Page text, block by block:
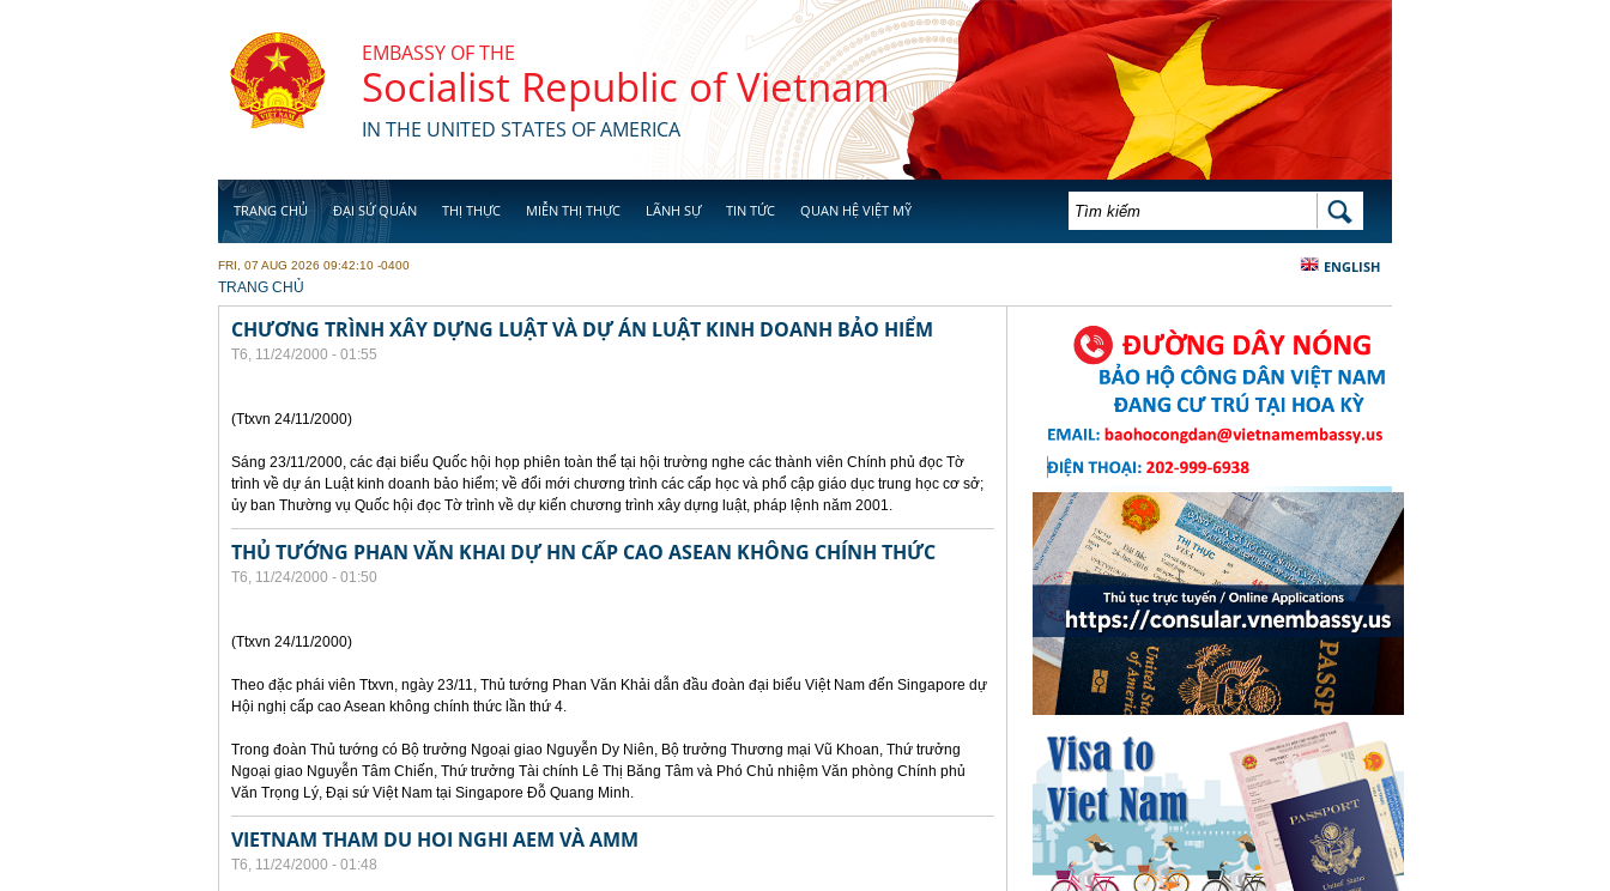
EMBASSY OF THE
Socialist Republic of Vietnam
IN THE UNITED STATES OF AMERICA
TRANG CHỦ ĐẠI SỨ QUÁN THỊ THỰC MIỄN THỊ THỰC LÃNH SỰ TIN TỨC QUAN HỆ VIỆT MỸ BIỂU MẪU TÌM KIẾM TÌM KIẾM
ENGLISH
FRI, 07 AUG 2026 09:42:10 -0400
YOU ARE HERE
TRANG CHỦ
CHƯƠNG TRÌNH XÂY DỰNG LUẬT VÀ DỰ ÁN LUẬT KINH DOANH BẢO HIỂM
T6, 11/24/2000 - 01:55
(Ttxvn 24/11/2000)
Sáng 23/11/2000, các đại biểu Quốc hội họp phiên toàn thể tại hội trường nghe các thành viên Chính phủ đọc Tờ
trình về dự án Luật kinh doanh bảo hiểm; về đổi mới chương trình các cấp học và phổ cập giáo dục trung học cơ sở;
ủy ban Thường vụ Quốc hội đọc Tờ trình về dự kiến chương trình xây dựng luật, pháp lệnh năm 2001.
THỦ TƯỚNG PHAN VĂN KHAI DỰ HN CẤP CAO ASEAN KHÔNG CHÍNH THỨC
T6, 11/24/2000 - 01:50
(Ttxvn 24/11/2000)
Theo đặc phái viên Ttxvn, ngày 23/11, Thủ tướng Phan Văn Khải dẫn đầu đoàn đại biểu Việt Nam đến Singapore dự
Hội nghị cấp cao Asean không chính thức lần thứ 4.
Trong đoàn Thủ tướng có Bộ trưởng Ngoại giao Nguyễn Dy Niên, Bộ trưởng Thương mại Vũ Khoan, Thứ trưởng
Ngoại giao Nguyễn Tâm Chiến, Thứ trưởng Tài chính Lê Thị Băng Tâm và Phó Chủ nhiệm Văn phòng Chính phủ
Văn Trọng Lý, Đại sứ Việt Nam tại Singapore Đỗ Quang Minh.
VIETNAM THAM DU HOI NGHI AEM VÀ AMM
T6, 11/24/2000 - 01:48